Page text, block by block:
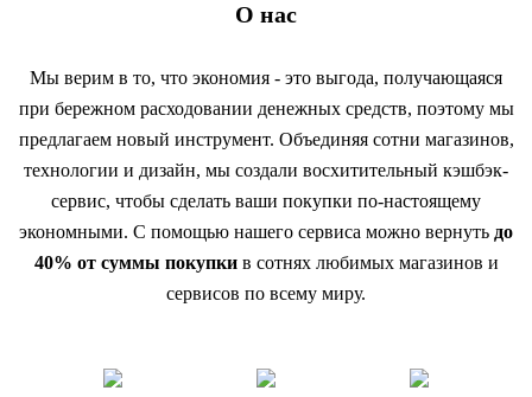
О нас
Мы верим в то, что экономия - это выгода, получающаяся
при бережном расходовании денежных средств, поэтому мы
предлагаем новый инструмент. Объединяя сотни магазинов,
технологии и дизайн, мы создали восхитительный кэшбэк-
сервис, чтобы сделать ваши покупки по-настоящему
экономными. С помощью нашего сервиса можно вернуть до
40% от суммы покупкив сотнях любимых магазинов и
сервисов по всему миру.